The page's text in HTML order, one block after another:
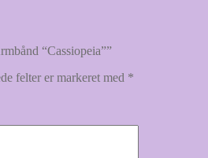
“Cassiopeia””
felter er markeret med *